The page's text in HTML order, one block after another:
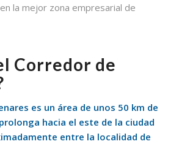
la mejor zona empresarial de
Corredor de
es un área de unos 50 km de
hacia el este de la ciudad
entre la localidad de